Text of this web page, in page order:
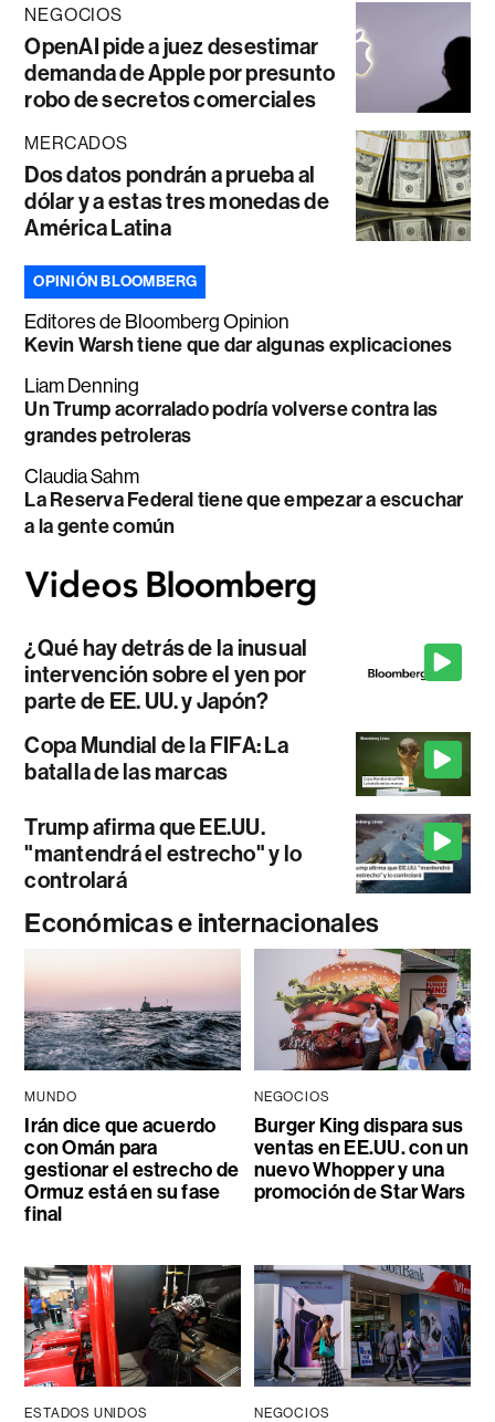
NEGOCIOS
OpenAI pide a juez desestimar
demanda de Apple por presunto
robo de secretos comerciales
MERCADOS
Dos datos pondrán a prueba al
dólar y a estas tres monedas de
América Latina
OPINIÓN BLOOMBERG
Editores de Bloomberg Opinion
Kevin Warsh tiene que dar algunas explicaciones
Liam Denning
Un Trump acorralado podría volverse contra las
grandes petroleras
Claudia Sahm
La Reserva Federal tiene que empezar a escuchar
a la gente común
¿Qué hay detrás de la inusual
intervención sobre el yen por
parte de EE. UU. y Japón?
Copa Mundial de la FIFA: La
batalla de las marcas
Trump afirma que EE.UU.
"mantendrá el estrecho" y lo
controlará
Económicas e internacionales
MUNDO
Irán dice que acuerdo
con Omán para
gestionar el estrecho de
Ormuz está en su fase
final
NEGOCIOS
Burger King dispara sus
ventas en EE.UU. con un
nuevo Whopper y una
promoción de Star Wars
ESTADOS UNIDOS NEGOCIOS